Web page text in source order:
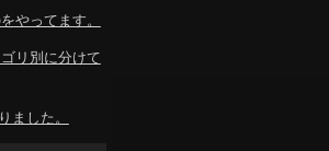
やってます。
リ別に分けて
ました。